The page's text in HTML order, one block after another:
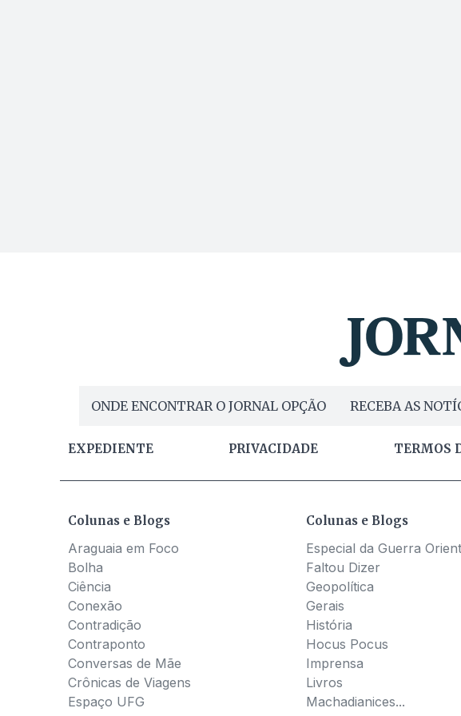
ONDE ENCONTRAR O JORNAL OPÇÃO RECEBA AS
EXPEDIENTE PRIVACIDADE TERMOS
Colunas e Blogs
Araguaia em Foco
Bolha
Ciência
Conexão
Contradição
Contraponto
Conversas de Mãe
Crônicas de Viagens
Espaço UFG
Colunas e Blogs
Especial da Guerra
Faltou Dizer
Geopolítica
Gerais
História
Hocus Pocus
Imprensa
Livros
Machadianices...